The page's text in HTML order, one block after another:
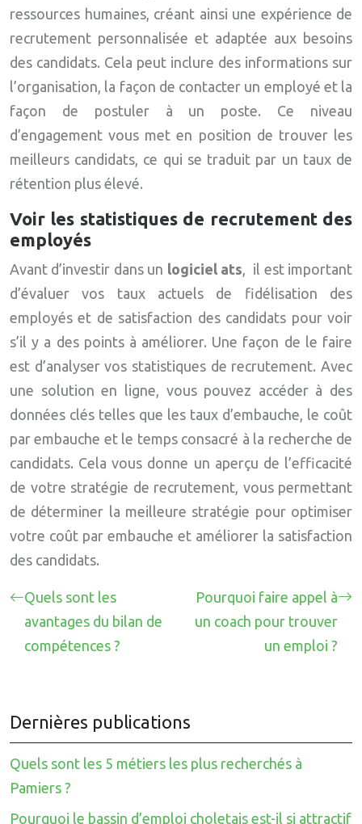
ressources humaines, créant ainsi une expérience de
recrutement personnalisée et adaptée aux besoins
des candidats. Cela peut inclure des informations sur
l’organisation, la façon de contacter un employé et la
façon de postuler à un poste. Ce niveau
d’engagement vous met en position de trouver les
meilleurs candidats, ce qui se traduit par un taux de
rétention plus élevé.
Voir les statistiques de recrutement des
employés
Avant d’investir dans un logiciel ats, il est important
d’évaluer vos taux actuels de fidélisation des
employés et de satisfaction des candidats pour voir
s’il y a des points à améliorer. Une façon de le faire
est d’analyser vos statistiques de recrutement. Avec
une solution en ligne, vous pouvez accéder à des
données clés telles que les taux d’embauche, le coût
par embauche et le temps consacré à la recherche de
candidats. Cela vous donne un aperçu de l’efficacité
de votre stratégie de recrutement, vous permettant
de déterminer la meilleure stratégie pour optimiser
votre coût par embauche et améliorer la satisfaction
des candidats.
Quels sont les
avantages du bilan de
compétences ?
Pourquoi faire appel à
un coach pour trouver
un emploi ?
Dernières publications
Quels sont les 5 métiers les plus recherchés à
Pamiers ?
Pourquoi le bassin d’emploi choletais est-il si attractif